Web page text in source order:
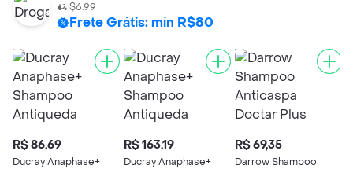
$6.99
Frete Grátis: mín R$80
R$ 86,69
Ducray Anaphase+
R$ 163,19
Ducray Anaphase+
R$ 69,35
Darrow Shampoo